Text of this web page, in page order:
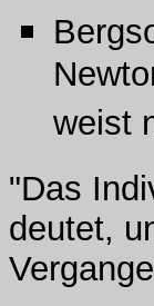
weist
"Das
deutet,